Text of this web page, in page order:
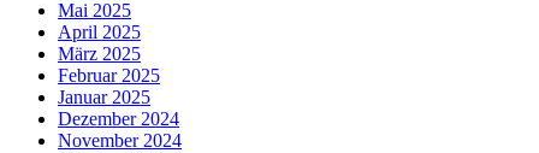
Mai 2025
April 2025
März 2025
Februar 2025
Januar 2025
Dezember 2024
November 2024